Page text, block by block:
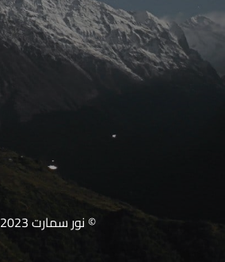
© نور سمارت 2023